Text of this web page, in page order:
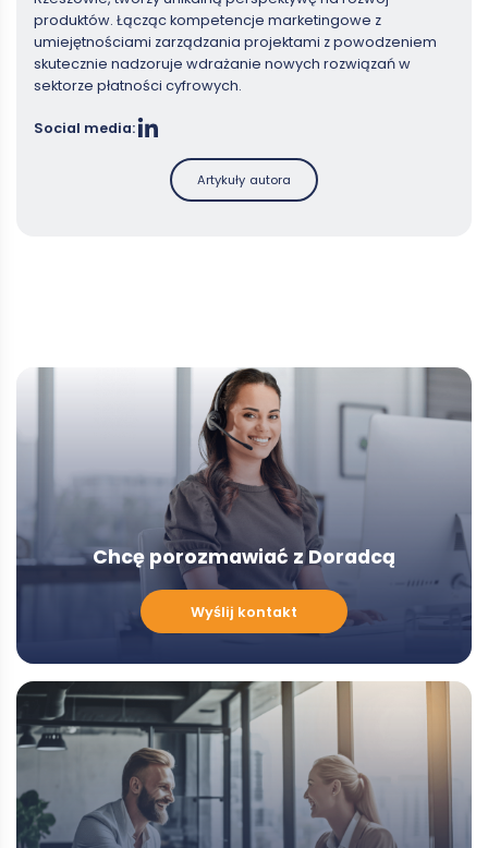
produktów. Łącząc kompetencje marketingowe z
umiejętnościami zarządzania projektami z powodzeniem
skutecznie nadzoruje wdrażanie nowych rozwiązań w
sektorze płatności cyfrowych.
Social media:
Artykuły autora
Chcę porozmawiać z Doradcą
porozmawiać
Doradcą
-
Modal
Wyślij kontakt